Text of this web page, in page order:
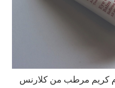
كريم مرطب من كلارنس